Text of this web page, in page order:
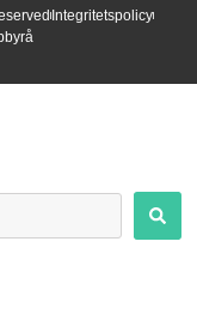
Integritetspolicy